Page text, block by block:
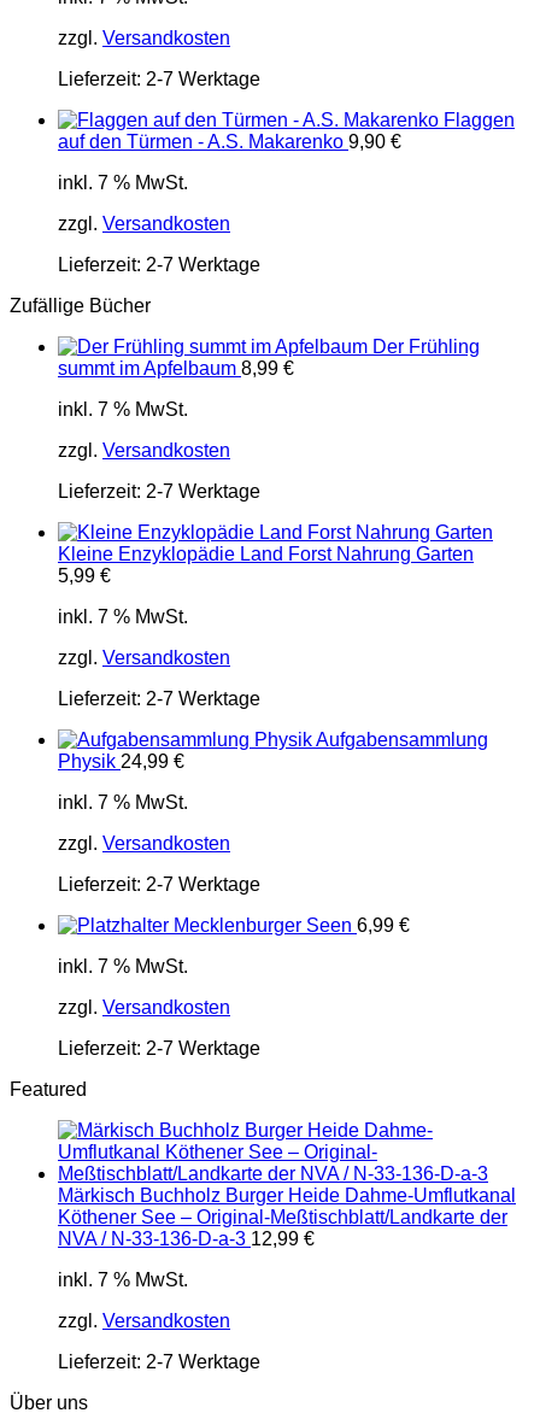
zzgl. Versandkosten
Lieferzeit: 2-7 Werktage
Flaggen
auf den Türmen - A.S. Makarenko 9,90 €
inkl. 7 % MwSt.
zzgl. Versandkosten
Lieferzeit: 2-7 Werktage
Zufällige Bücher
Der Frühling
summt im Apfelbaum 8,99 €
inkl. 7 % MwSt.
zzgl. Versandkosten
Lieferzeit: 2-7 Werktage
Kleine Enzyklopädie Land Forst Nahrung Garten
5,99 €
inkl. 7 % MwSt.
zzgl. Versandkosten
Lieferzeit: 2-7 Werktage
Aufgabensammlung
Physik 24,99 €
inkl. 7 % MwSt.
zzgl. Versandkosten
Lieferzeit: 2-7 Werktage
Mecklenburger Seen 6,99 €
inkl. 7 % MwSt.
zzgl. Versandkosten
Lieferzeit: 2-7 Werktage
Featured
Märkisch Buchholz Burger Heide Dahme-Umflutkanal
Köthener See – Original-Meßtischblatt/Landkarte der
NVA / N-33-136-D-a-3 12,99 €
inkl. 7 % MwSt.
zzgl. Versandkosten
Lieferzeit: 2-7 Werktage
Über uns